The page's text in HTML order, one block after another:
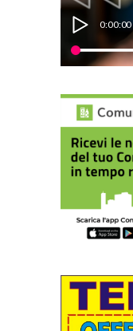
0:00:00